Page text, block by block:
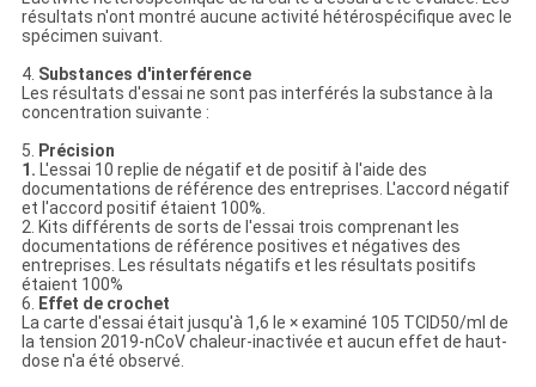
résultats n'ont montré aucune activité hétérospécifique avec le
spécimen suivant.
4. Substances d'interférence
Les résultats d'essai ne sont pas interférés la substance à la
concentration suivante :
5. Précision
1. L'essai 10 replie de négatif et de positif à l'aide des
documentations de référence des entreprises. L'accord négatif
et l'accord positif étaient 100%.
2. Kits différents de sorts de l'essai trois comprenant les
documentations de référence positives et négatives des
entreprises. Les résultats négatifs et les résultats positifs
étaient 100%
6. Effet de crochet
La carte d'essai était jusqu'à 1,6 le × examiné 105 TCID50/ml de
la tension 2019-nCoV chaleur-inactivée et aucun effet de haut-
dose n'a été observé.